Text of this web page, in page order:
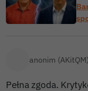
anonim (AKitQM)
Pełna zgoda.